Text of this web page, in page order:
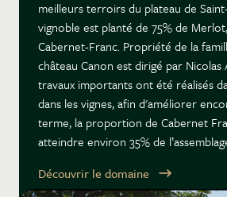
meilleurs terroirs du plateau de
vignoble est planté de 75% de
Cabernet-Franc. Propriété de la
château Canon est dirigé par Nicolas
travaux importants ont été réalisés
dans les vignes, afin d'améliorer
terme, la proportion de Cabernet
atteindre environ 35% de
Découvrir le domaine